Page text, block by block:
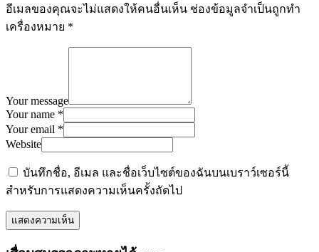
อีเมลของคุณจะไม่แสดงให้คนอื่นเห็น ช่องข้อมูลจำเป็นถูกทำ
เครื่องหมาย *
Your message
Your name *
Your email *
Website
บันทึกชื่อ, อีเมล และชื่อเว็บไซต์ของฉันบนเบราว์เซอร์นี้
สำหรับการแสดงความเห็นครั้งถัดไป